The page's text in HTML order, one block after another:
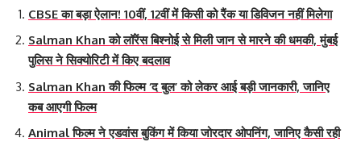
CBSE का बड़ा ऐलान! 10वीं, 12वीं में किसी को रैंक या डिविजन नहीं मिलेगा
Salman Khan को लॉरेंस बिश्नोई से मिली जान से मारने की धमकी, मुंबई
पुलिस ने सिक्योरिटी में किए बदलाव
Salman Khan की फिल्म ‘द बुल’ को लेकर आई बड़ी जानकारी, जानिए
कब आएगी फिल्म
Animal फिल्म ने एडवांस बुकिंग में किया जोरदार ओपनिंग, जानिए कैसी रही